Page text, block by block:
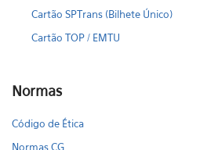
Cartão SPTrans (Bilhete Único)
Cartão TOP / EMTU
Normas
Código de Ética
Normas CG